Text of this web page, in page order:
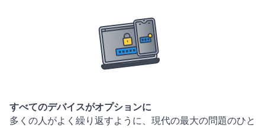
すべてのデバイスがオプションに
多くの人がよく繰り返すように、現代の最大の問題のひと